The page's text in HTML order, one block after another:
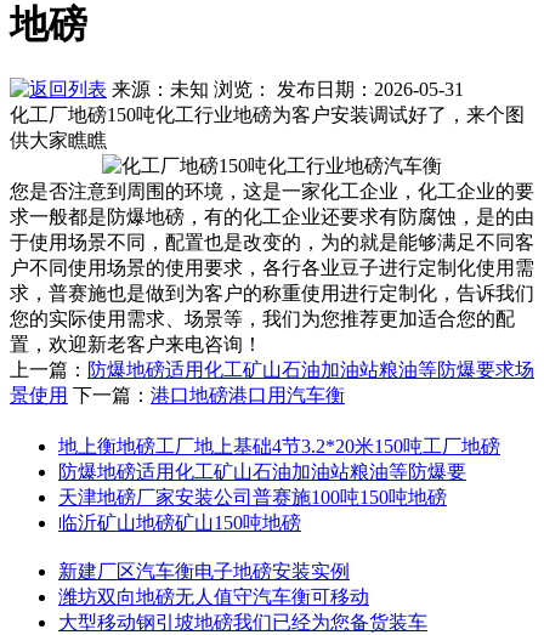
地磅
来源：未知 浏览：
发布日期：2026-05-31
化工厂地磅150吨化工行业地磅为客户安装调试好了，来个图
供大家瞧瞧
您是否注意到周围的环境，这是一家化工企业，化工企业的要
求一般都是防爆地磅，有的化工企业还要求有防腐蚀，是的由
于使用场景不同，配置也是改变的，为的就是能够满足不同客
户不同使用场景的使用要求，各行各业豆子进行定制化使用需
求，普赛施也是做到为客户的称重使用进行定制化，告诉我们
您的实际使用需求、场景等，我们为您推荐更加适合您的配
置，欢迎新老客户来电咨询！
上一篇： 防爆地磅适用化工矿山石油加油站粮油等防爆要求场
景使用 下一篇： 港口地磅港口用汽车衡
地上衡地磅工厂地上基础4节3.2*20米150吨工厂地磅
防爆地磅适用化工矿山石油加油站粮油等防爆要
天津地磅厂家安装公司普赛施100吨150吨地磅
临沂矿山地磅矿山150吨地磅
新建厂区汽车衡电子地磅安装实例
潍坊双向地磅无人值守汽车衡可移动
大型移动钢引坡地磅我们已经为您备货装车